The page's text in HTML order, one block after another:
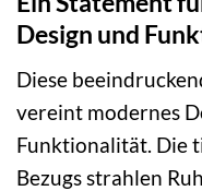
Design und
Diese
vereint modernes
Funktionalität. Die
Bezugs strahlen